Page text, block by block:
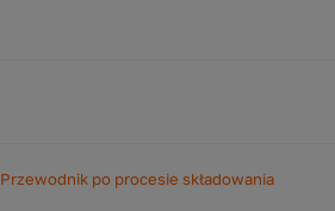
Przewodnik po procesie składowania